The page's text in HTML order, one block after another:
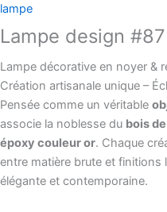
lampe
Lampe design #87
Lampe décorative en noyer &
Création artisanale unique –
Pensée comme un véritable
associe la noblesse du bois
époxy couleur or. Chaque
entre matière brute et
élégante et contemporaine.